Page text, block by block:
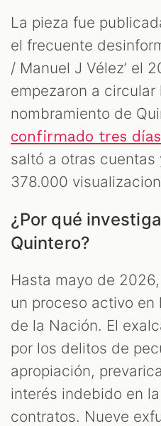
La pieza fue
el frecuente
/ Manuel J Vélez’ el
empezaron a
nombramiento de
confirmado tres
saltó a otras cuentas
378.000
¿Por qué
Quintero?
Hasta mayo de
un proceso activo en
de la Nación. El
por los delitos de
apropiación,
interés indebido en
contratos. Nueve